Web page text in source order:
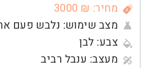
מחיר: ₪ 3000
מצב שימוש: נלבש פעם
צבע: לבן
מעצב: ענבל רביב